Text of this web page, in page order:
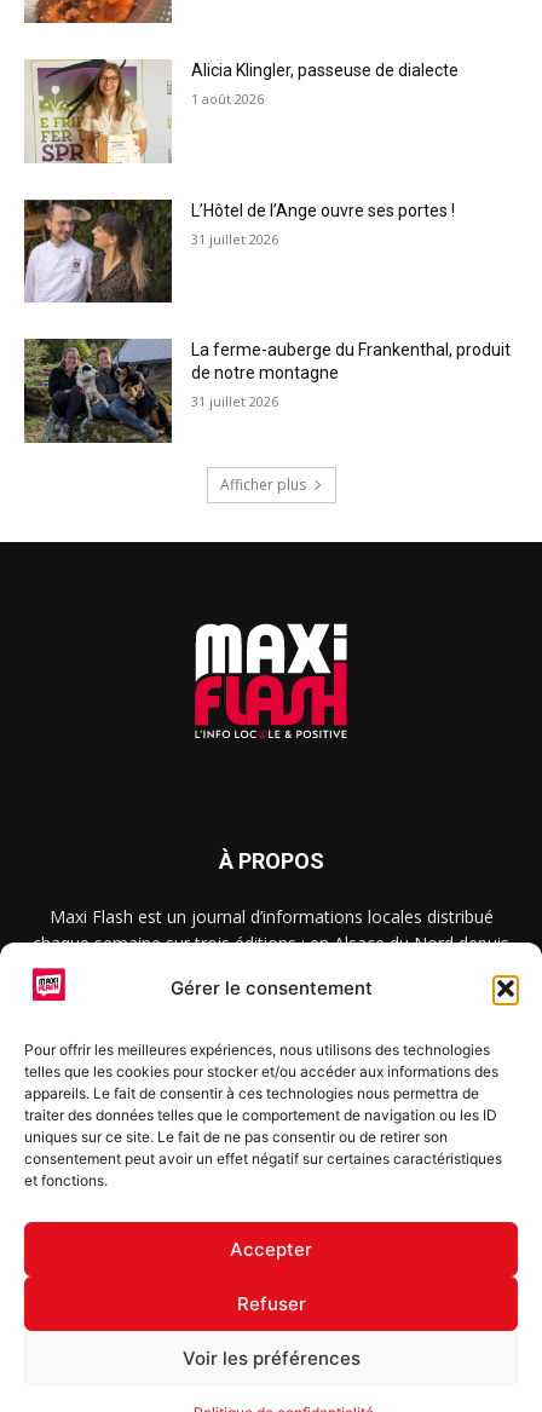
Gérer le consentement
Pour offrir les meilleures expériences, nous utilisons des technologies
telles que les cookies pour stocker et/ou accéder aux informations des
appareils. Le fait de consentir à ces technologies nous permettra de
traiter des données telles que le comportement de navigation ou les ID
uniques sur ce site. Le fait de ne pas consentir ou de retirer son
consentement peut avoir un effet négatif sur certaines caractéristiques
et fonctions.
Accepter
Refuser
Voir les préférences
Alicia Klingler, passeuse de dialecte
1 août 2026
L’Hôtel de l’Ange ouvre ses portes !
31 juillet 2026
La ferme-auberge du Frankenthal, produit
de notre montagne
31 juillet 2026
Afficher plus
À PROPOS
Maxi Flash est un journal d’informations locales distribué
chaque semaine sur trois éditions : en Alsace du Nord depuis
2015, dans les secteurs d’Obernai-Molsheim-Erstein depuis
2022, et à Colmar, Vignoble et Plaine depuis 2023.
SUIVEZ-NOUS
S'inscrire à la newsletter
© Copyright © 2022 Maxi Flash